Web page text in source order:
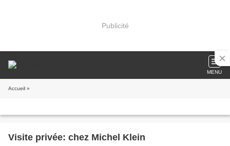
Publicité
MENU
Accueil »
Visite privée: chez Michel Klein